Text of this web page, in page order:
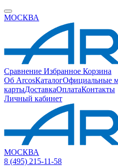
МОСКВА
Сравнение Избранное Корзина
Об ArcosКаталогОфициальные
картыДоставкаОплатаКонтакты
Личный кабинет
МОСКВА
8 (495) 215-11-58